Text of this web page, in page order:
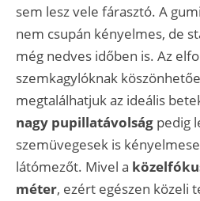
sem lesz vele fárasztó. A
nem csupán kényelmes, de
még nedves időben is. Az
szemkagylóknak
megtalálhatjuk az ideális
nagy pupillatávolság pedig
szemüvegesek is
látómezőt. Mivel a
méter, ezért egészen közeli